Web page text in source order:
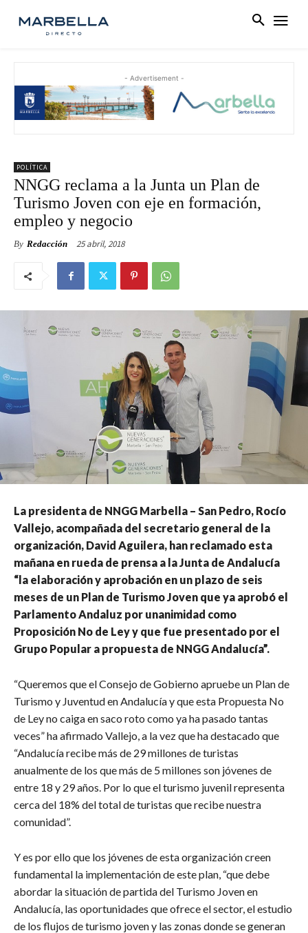
- Advertisement -
POLÍTICA
NNGG reclama a la Junta un Plan de
Turismo Joven con eje en formación,
empleo y negocio
By Redacción 25 abril, 2018
La presidenta de NNGG Marbella – San Pedro, Rocío
Vallejo, acompañada del secretario general de la
organización, David Aguilera, han reclamado esta
mañana en rueda de prensa a la Junta de Andalucía
“la elaboración y aprobación en un plazo de seis
meses de un Plan de Turismo Joven que ya aprobó el
Parlamento Andaluz por unanimidad como
Proposición No de Ley y que fue presentado por el
Grupo Popular a propuesta de NNGG Andalucía”.
“Queremos que el Consejo de Gobierno apruebe un Plan de
Turismo y Juventud en Andalucía y que esta Propuesta No
de Ley no caiga en saco roto como ya ha pasado tantas
veces” ha afirmado Vallejo, a la vez que ha destacado que
“Andalucía recibe más de 29 millones de turistas
anualmente de los que más de 5 millones son jóvenes de
entre 18 y 29 años. Por lo que el turismo juvenil representa
cerca del 18% del total de turistas que recibe nuestra
comunidad”.
Y es por ello que los jóvenes de esta organización creen
fundamental la implementación de este plan, “que debe
abordar la situación de partida del Turismo Joven en
Andalucía, las oportunidades que ofrece el sector, el estudio
de los flujos de turismo joven y las zonas donde se generan